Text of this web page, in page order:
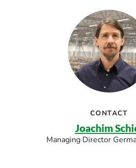
CONTACT
Joachim
Managing Director